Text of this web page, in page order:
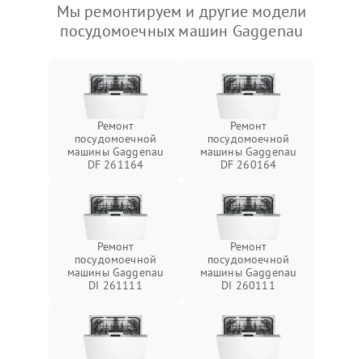
Мы ремонтируем и другие модели
посудомоечных машин Gaggenau
Ремонт
посудомоечной
машины Gaggenau
DF 261164
Ремонт
посудомоечной
машины Gaggenau
DF 260164
Ремонт
посудомоечной
машины Gaggenau
DI 261111
Ремонт
посудомоечной
машины Gaggenau
DI 260111